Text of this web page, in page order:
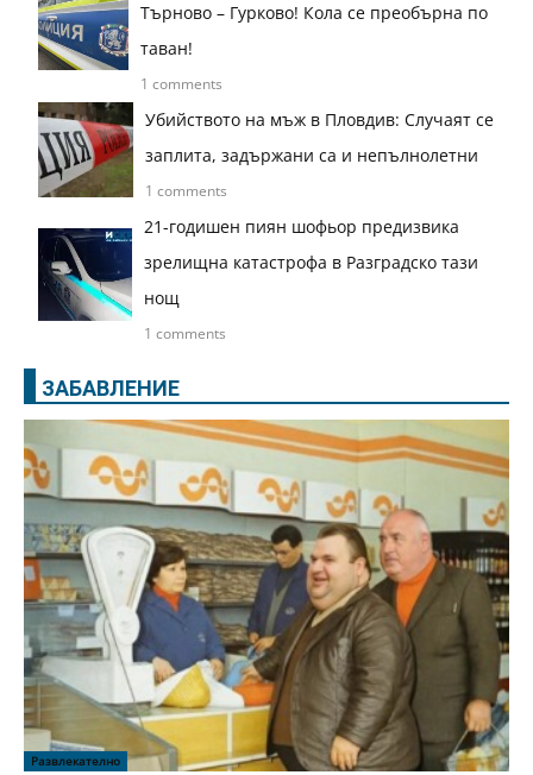
Търново – Гурково! Кола се преобърна по
таван!
1 comments
Убийството на мъж в Пловдив: Случаят се
заплита, задържани са и непълнолетни
1 comments
21-годишен пиян шофьор предизвика
зрелищна катастрофа в Разградско тази
нощ
1 comments
ЗАБАВЛЕНИЕ
Развлекателно